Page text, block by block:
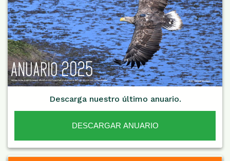
Descarga nuestro último anuario.
DESCARGAR ANUARIO